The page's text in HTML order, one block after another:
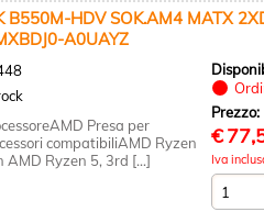
B550M-HDV SOK.AM4 MATX
A0UAYZ
Presa per
compatibiliAMD Ryzen
AMD Ryzen 5, 3rd [...]
Prezzo:
€
Iva